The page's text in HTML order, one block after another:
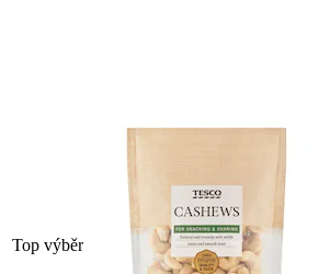
Top výběr